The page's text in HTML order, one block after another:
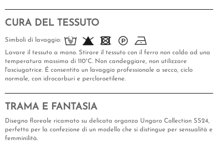
CURA DEL TESSUTO
Simboli di lavaggio:
Lavare il tessuto a mano. Stirare il tessuto con il ferro non caldo ad una
temperatura massima di 110°C. Non candeggiare, non utilizzare
l'asciugatrice. É consentito un lavaggio professionale a secco, ciclo
normale, con idrocarburi e percloroetilene.
TRAMA E FANTASIA
Disegno floreale ricamato su delicata organza Ungaro Collection SS24,
perfetto per la confezione di un modello che si distingue per sensualità e
femminilità.